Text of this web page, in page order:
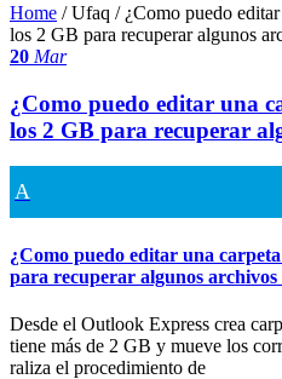
Home / Ufaq / ¿Como puedo
los 2 GB para recuperar algunos
20 Mar
¿Como puedo editar una
los 2 GB para recuperar
A
¿Como puedo editar una
para recuperar algunos archivos
Desde el Outlook Express crea
tiene más de 2 GB y mueve los
raliza el procedimiento de